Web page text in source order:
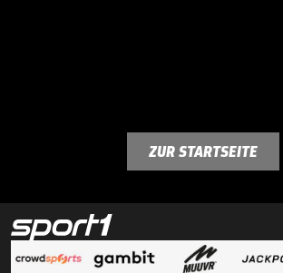
ZUR STARTSEITE